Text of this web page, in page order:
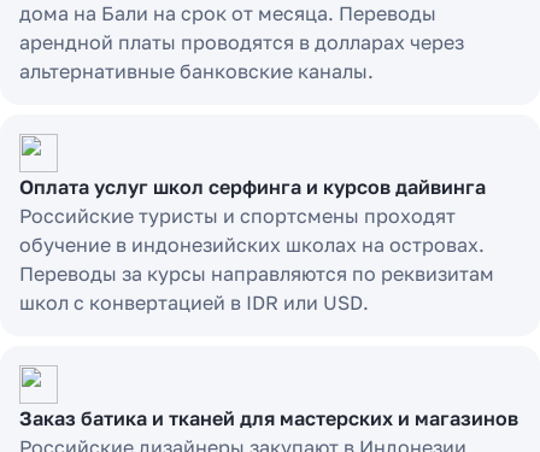
дома на Бали на срок от месяца. Переводы
арендной платы проводятся в долларах через
альтернативные банковские каналы.
Оплата услуг школ серфинга и курсов дайвинга
Российские туристы и спортсмены проходят
обучение в индонезийских школах на островах.
Переводы за курсы направляются по реквизитам
школ с конвертацией в IDR или USD.
Заказ батика и тканей для мастерских и магазинов